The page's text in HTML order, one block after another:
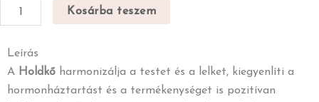
Holdkő
ásványgyűrű
Kosárba teszem
Leírás
A Holdkő harmonizálja a testet és a lelket, kiegyenlíti a
hormonháztartást és a termékenységet is pozitívan